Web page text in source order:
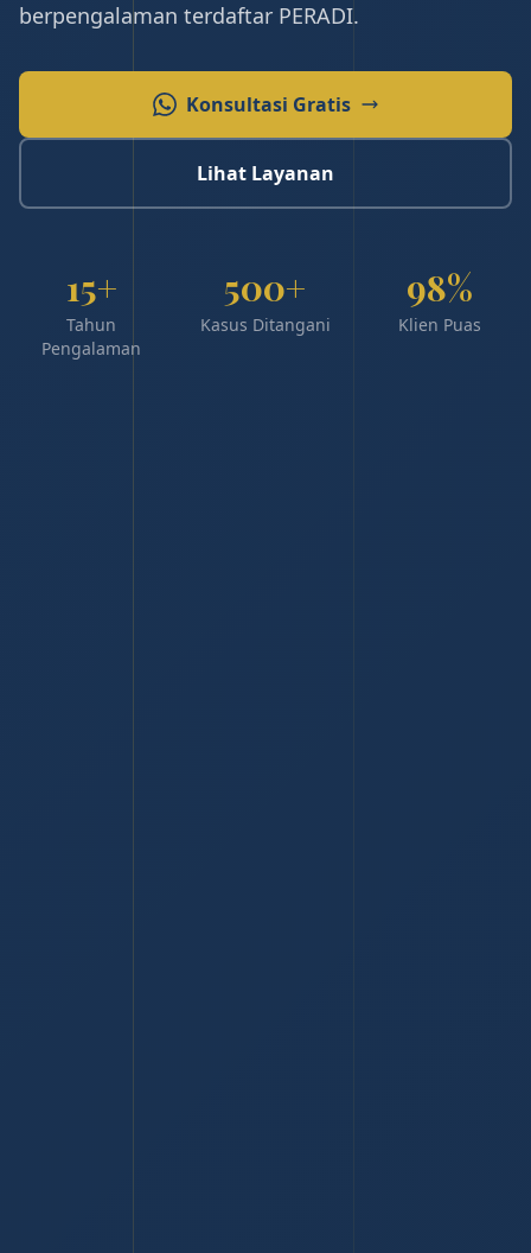
berpengalaman terdaftar PERADI.
Konsultasi Gratis
Lihat Layanan
15+
Tahun
Pengalaman
500+
Kasus Ditangani
98%
Klien Puas